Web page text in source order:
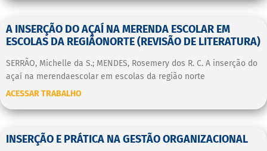
A INSERÇÃO DO AÇAÍ NA MERENDA ESCOLAR EM
ESCOLAS DA REGIÃONORTE (REVISÃO DE LITERATURA)
SERRÃO, Michelle da S.; MENDES, Rosemery dos R. C. A inserção do
açaí na merendaescolar em escolas da região norte
ACESSAR TRABALHO
INSERÇÃO E PRÁTICA NA GESTÃO ORGANIZACIONAL